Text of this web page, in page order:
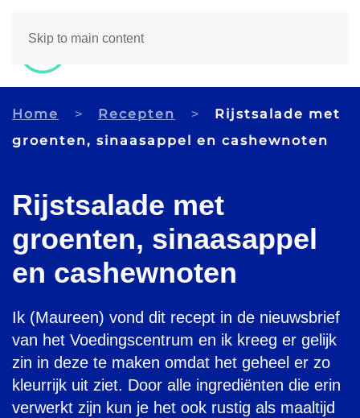
Skip to main content
Home Recepten
Rijstsalade met
groenten, sinaasappel en cashewnoten
Rijstsalade met
groenten, sinaasappel
en cashewnoten
Ik (Maureen) vond dit recept in de nieuwsbrief
van het Voedingscentrum en ik kreeg er gelijk
zin in deze te maken omdat het geheel er zo
kleurrijk uit ziet. Door alle ingrediënten die erin
verwerkt zijn kun je het ook rustig als maaltijd